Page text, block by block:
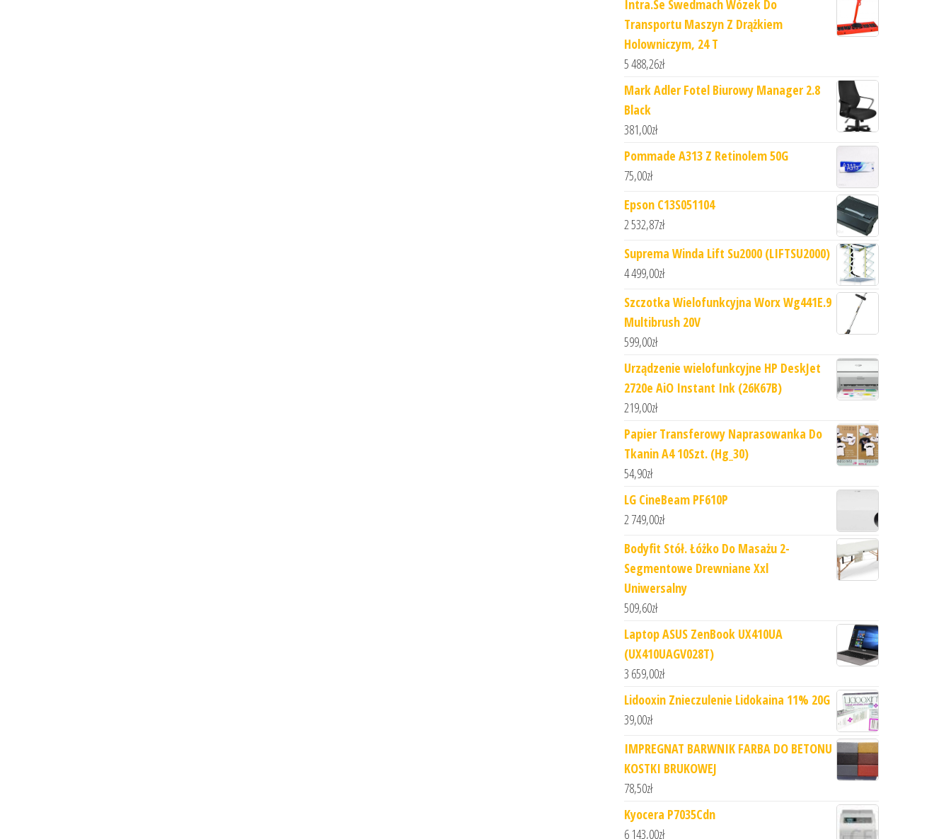
Intra.Se Swedmach Wózek Do
Transportu Maszyn Z Drążkiem
Holowniczym, 24 T
5 488,26zł
Mark Adler Fotel Biurowy Manager 2.8
Black
381,00zł
Pommade A313 Z Retinolem 50G
75,00zł
Epson C13S051104
2 532,87zł
Suprema Winda Lift Su2000 (LIFTSU2000)
4 499,00zł
Szczotka Wielofunkcyjna Worx Wg441E.9
Multibrush 20V
599,00zł
Urządzenie wielofunkcyjne HP DeskJet
2720e AiO Instant Ink (26K67B)
219,00zł
Papier Transferowy Naprasowanka Do
Tkanin A4 10Szt. (Hg_30)
54,90zł
LG CineBeam PF610P
2 749,00zł
Bodyfit Stół. Łóżko Do Masażu 2-
Segmentowe Drewniane Xxl
Uniwersalny
509,60zł
Laptop ASUS ZenBook UX410UA
(UX410UAGV028T)
3 659,00zł
Lidooxin Znieczulenie Lidokaina 11% 20G
39,00zł
IMPREGNAT BARWNIK FARBA DO BETONU
KOSTKI BRUKOWEJ
78,50zł
Kyocera P7035Cdn
6 143,00zł